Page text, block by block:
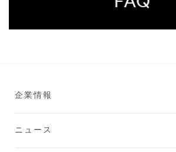
企業情報
ニュース